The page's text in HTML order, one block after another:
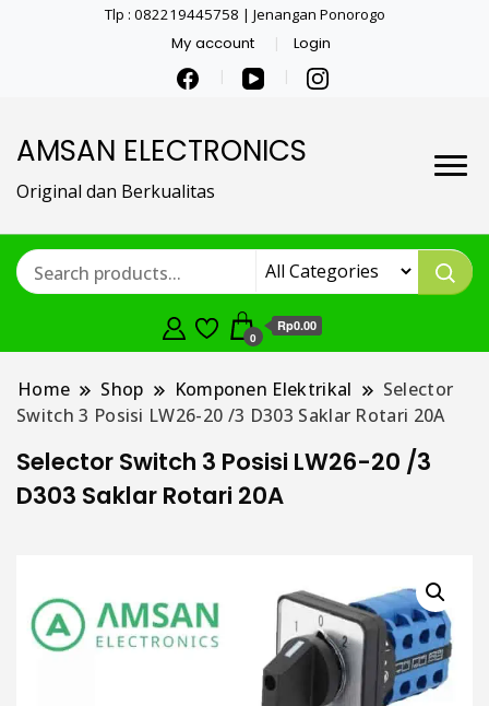
Tlp : 082219445758 | Jenangan Ponorogo
My account Login
AMSAN ELECTRONICS
Original dan Berkualitas
0
Rp0.00
Home Shop Komponen Elektrikal
Selector
Switch 3 Posisi LW26-20 /3 D303 Saklar Rotari 20A
Selector Switch 3 Posisi LW26-20 /3
D303 Saklar Rotari 20A